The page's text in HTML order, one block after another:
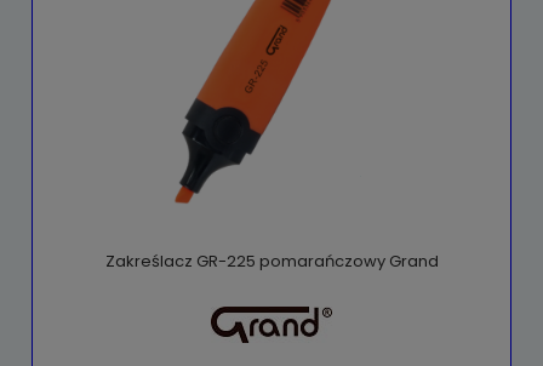
Zakreślacz GR-225 pomarańczowy Grand